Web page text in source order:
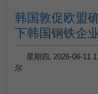
韩国敦促欧盟
下韩国钢铁企
星期四, 2026-06-11
尔